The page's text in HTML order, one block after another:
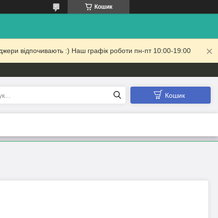
Кошик
відпочивають :) Наш графік роботи пн-пт 10:00-19:00
Кошик